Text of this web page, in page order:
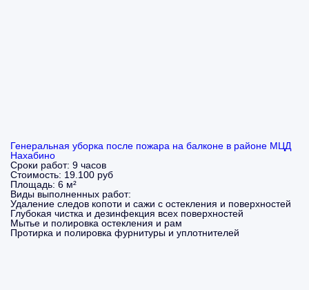
Генеральная уборка после пожара на балконе в районе МЦД
Нахабино
Сроки работ: 9 часов
Стоимость: 19.100 руб
Площадь: 6 м²
Виды выполненных работ:
Удаление следов копоти и сажи с остекления и поверхностей
Глубокая чистка и дезинфекция всех поверхностей
Мытье и полировка остекления и рам
Протирка и полировка фурнитуры и уплотнителей